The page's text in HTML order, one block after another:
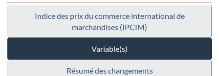
Indice des prix du commerce international de
marchandises (IPCIM)
Variable(s)
Résumé des changements